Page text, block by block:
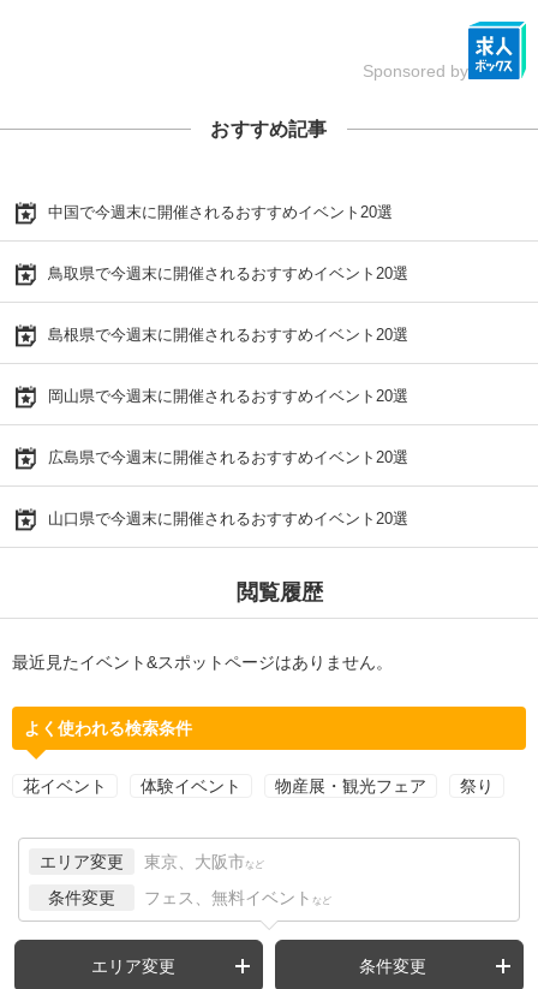
Sponsored by
おすすめ記事
中国で今週末に開催されるおすすめイベント20選
鳥取県で今週末に開催されるおすすめイベント20選
島根県で今週末に開催されるおすすめイベント20選
岡山県で今週末に開催されるおすすめイベント20選
広島県で今週末に開催されるおすすめイベント20選
山口県で今週末に開催されるおすすめイベント20選
閲覧履歴
最近見たイベント&スポットページはありません。
よく使われる検索条件
花イベント 体験イベント 物産展・観光フェア 祭り
エリア変更 東京、大阪市 など
条件変更 フェス、無料イベント など
エリア変更 条件変更